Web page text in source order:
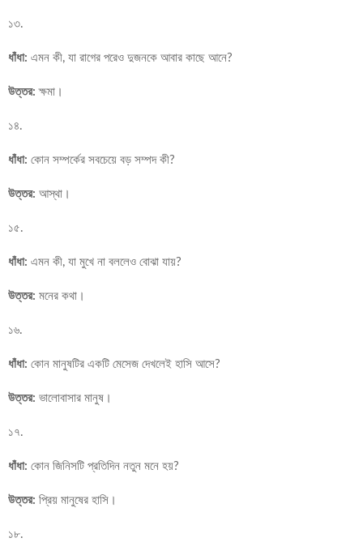
১৩.
ধাঁধা: এমন কী, যা রাগের পরেও দুজনকে আবার কাছে আনে?
উত্তর: ক্ষমা।
১৪.
ধাঁধা: কোন সম্পর্কের সবচেয়ে বড় সম্পদ কী?
উত্তর: আস্থা।
১৫.
ধাঁধা: এমন কী, যা মুখে না বললেও বোঝা যায়?
উত্তর: মনের কথা।
১৬.
ধাঁধা: কোন মানুষটির একটি মেসেজ দেখলেই হাসি আসে?
উত্তর: ভালোবাসার মানুষ।
১৭.
ধাঁধা: কোন জিনিসটি প্রতিদিন নতুন মনে হয়?
উত্তর: প্রিয় মানুষের হাসি।
১৮.